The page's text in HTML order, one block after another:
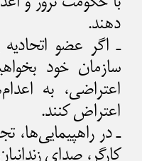
دهند.
ـ اگر عضو
سازمان خود
اعتراضی، به
اعتراض کنند.
ـ در راهپیمایی‌ها،
کارگر، صدای